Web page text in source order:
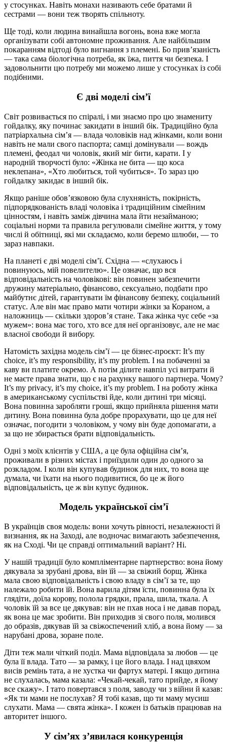
у стосунках. Навіть монахи називають себе братами й
сестрами — вони теж творять спільноту.
Ще тоді, коли людина винайшла вогонь, вона вже могла
організувати собі автономне проживання. Але найбільшим
покаранням відтоді було вигнання з племені. Бо прив’язаність
— така сама біологічна потреба, як їжа, пиття чи безпека. І
задовольнити цю потребу ми можемо лише у стосунках із собі
подібними.
Є дві моделі сім’ї
Світ розвивається по спіралі, і ми знаємо про цю знамениту
гойдалку, яку починає закидати в інший бік. Традиційно була
патріархальна сім’я — влада чоловіків над жінками, коли вони
навіть не мали свого паспорта; самці домінували — вождь
племені, феодал чи чоловік, який міг бити, карати. І у
народній творчості було: «Жінка не бита — що коса
неклепана», «Хто любиться, той чубиться». То зараз цю
гойдалку закидає в інший бік.
Якщо раніше обов’язковою була слухняність, покірність,
підпорядкованість владі чоловіка і традиційним сімейним
цінностям, і навіть заміж дівчина мала йти незайманою;
соціальні норми та правила регулювали сімейне життя, у тому
числі й обітниці, які ми складаємо, коли беремо шлюби, — то
зараз навпаки.
На планеті є дві моделі сім’ї. Східна — «слухаюсь і
повинуюсь, мій повелителю». Це означає, що вся
відповідальність на чоловікові: він повинен забезпечити
дружину матеріально, фінансово, сексуально, подбати про
майбутнє дітей, гарантувати їм фінансову безпеку, соціальний
статус. Але він має право мати чотири жінки за Кораном, а
наложниць — скільки здоров’я стане. Така жінка чує себе «за
мужем»: вона має того, хто все для неї організовує, але не має
власної свободи й вибору.
Натомість західна модель сім’ї — це бізнес-проєкт: It’s my
choice, it’s my responsibility, it’s my problem. І на побаченні за
каву ви платите окремо. А потім ділите навпіл усі витрати й
не маєте права знати, що є на рахунку вашого партнера. Чому?
It’s my privacy, it’s my choice, it’s my problem. І на роботу жінка
в американському суспільстві йде, коли дитині три місяці.
Вона повинна заробляти гроші, якщо прийняла рішення мати
дитину. Вона повинна була добре прорахувати, що це для неї
означає, погодити з чоловіком, у чому він буде допомагати, а
за що не збирається брати відповідальність.
Одні з моїх клієнтів у США, а це була офіційна сім’я,
проживали в різних містах і приїздили один до одного за
розкладом. І коли він купував будинок для них, то вона ще
думала, чи їхати на нього подивитися, бо це ж його
відповідальність, це ж він купує будинок.
Модель української сім’ї
В українців своя модель: вони хочуть рівності, незалежності й
визнання, як на Заході, але водночас вимагають забезпечення,
як на Сході. Чи це справді оптимальний варіант? Ні.
У нашій традиції було компліментарне партнерство: вона йому
дякувала за зрубані дрова, він їй — за свіжий борщ. Жінка
мала свою відповідальність і свою владу в сім’ї за те, що
належало робити їй. Вона варила дітям їсти, повинна була їх
глядіти, доїла корову, полола грядки, прала, шила, ткала. А
чоловік їй за все це дякував: він не пхав носа і не давав порад,
як вона це має зробити. Він приходив зі свого поля, молився
до образів, дякував їй за свіжоспечений хліб, а вона йому — за
нарубані дрова, зоране поле.
Діти теж мали чіткий поділ. Мама відповідала за любов — це
була її влада. Тато — за рамку, і це його влада. І над цвяхом
висів ремінь тата, а не хустка чи фартух матері. І якщо дитина
не слухалась, мама казала: «Чекай-чекай, тато прийде, я йому
все скажу». І тато повертався з поля, заводу чи з війни й казав:
«Як ти мами не послухав? Я тобі казав, що ти маму мусиш
слухати. Мама — свята жінка». І кожен із батьків працював на
авторитет іншого.
У сім’ях з’явилася конкуренція